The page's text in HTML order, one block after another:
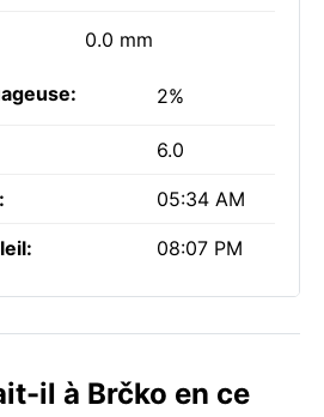
0.0 mm
2%
6.0
05:34 AM
08:07 PM
il à Brčko en ce